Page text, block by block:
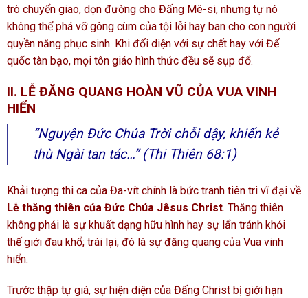
trò chuyển giao, dọn đường cho Đấng Mê-si, nhưng tự nó
không thể phá vỡ gông cùm của tội lỗi hay ban cho con người
quyền năng phục sinh. Khi đối diện với sự chết hay với Đế
quốc tàn bạo, mọi tôn giáo hình thức đều sẽ sụp đổ.
II. LỄ ĐĂNG QUANG HOÀN VŨ CỦA VUA VINH
HIỂN
“Nguyện Đức Chúa Trời chỗi dậy, khiến kẻ
thù Ngài tan tác…”(Thi Thiên 68:1)
Khải tượng thi ca của Đa-vít chính là bức tranh tiên tri vĩ đại về
Lễ thăng thiên của Đức Chúa Jêsus Christ. Thăng thiên
không phải là sự khuất dạng hữu hình hay sự lẩn tránh khỏi
thế giới đau khổ; trái lại, đó là sự đăng quang của Vua vinh
hiển.
Trước thập tự giá, sự hiện diện của Đấng Christ bị giới hạn